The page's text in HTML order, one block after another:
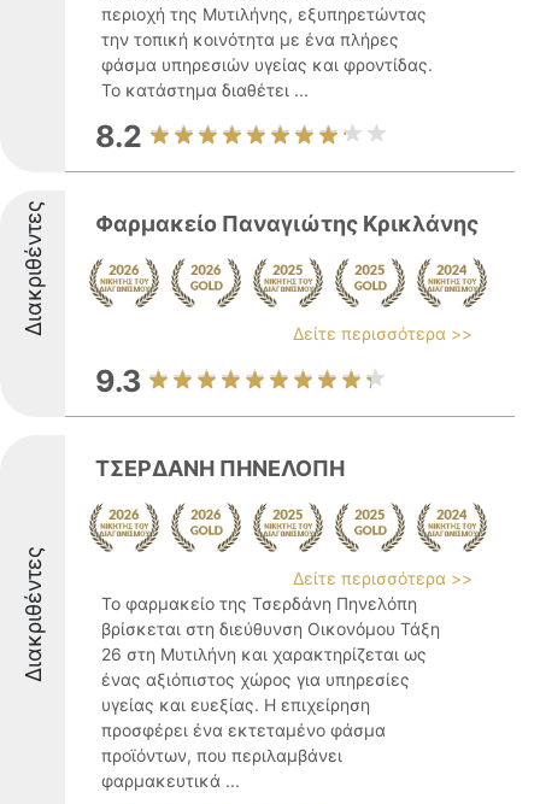
περιοχή της Μυτιλήνης, εξυπηρετώντας
την τοπική κοινότητα με ένα πλήρες
φάσμα υπηρεσιών υγείας και φροντίδας.
Το κατάστημα διαθέτει ...
8.2
Διακριθέντες Φαρμακείο Παναγιώτης Κρικλάνης
Δείτε περισσότερα >>
9.3
Διακριθέντες
ΤΣΕΡΔΑΝΗ ΠΗΝΕΛΟΠΗ
Δείτε περισσότερα >>
Το φαρμακείο της Τσερδάνη Πηνελόπη
βρίσκεται στη διεύθυνση Οικονόμου Τάξη
26 στη Μυτιλήνη και χαρακτηρίζεται ως
ένας αξιόπιστος χώρος για υπηρεσίες
υγείας και ευεξίας. Η επιχείρηση
προσφέρει ένα εκτεταμένο φάσμα
προϊόντων, που περιλαμβάνει
φαρμακευτικά ...